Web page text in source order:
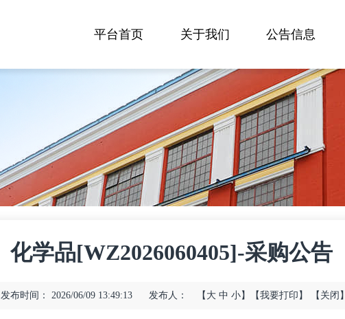
平台首页 关于我们 公告信息
化学品[WZ2026060405]-采购公告
发布时间： 2026/06/09 13:49:13 发布人： 【 大 中 小】 【我要打印】 【关闭】